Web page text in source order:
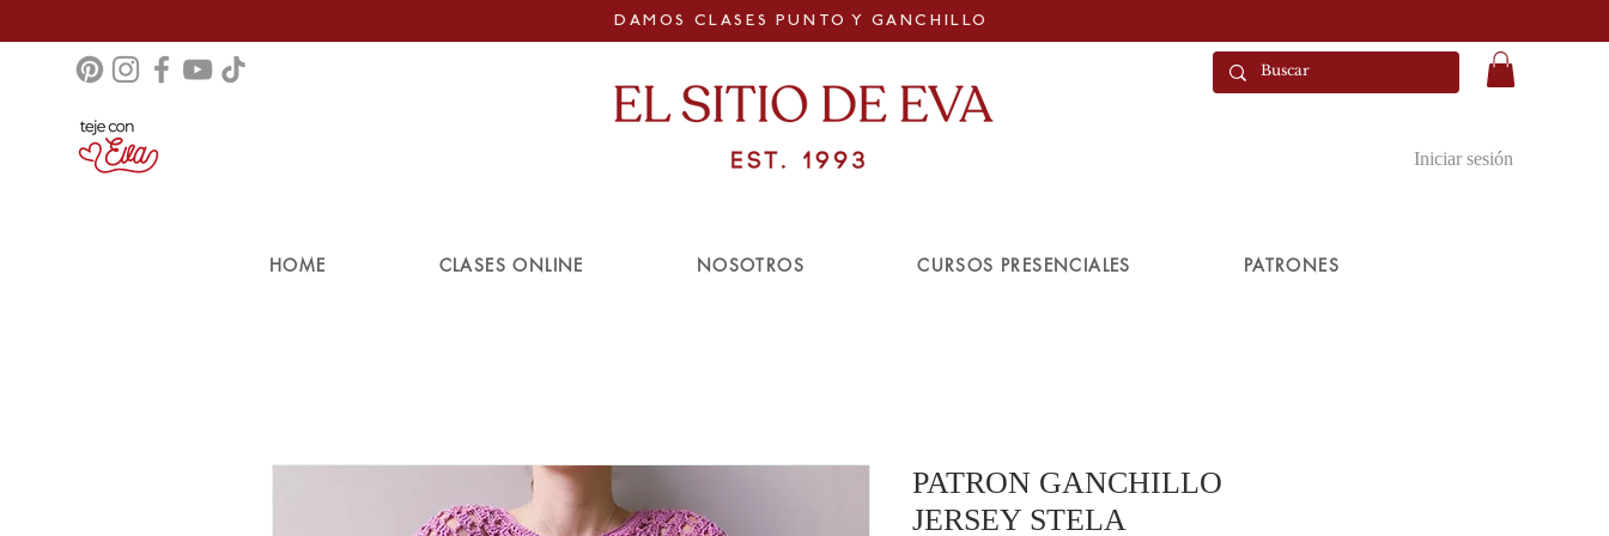
DAMOS CLASES PUNTO Y GANCHILLO
Iniciar sesión
HOME CLASES ONLINE NOSOTROS CURSOS PRESENCIALES PATRONES
PATRON GANCHILLO
JERSEY STELA